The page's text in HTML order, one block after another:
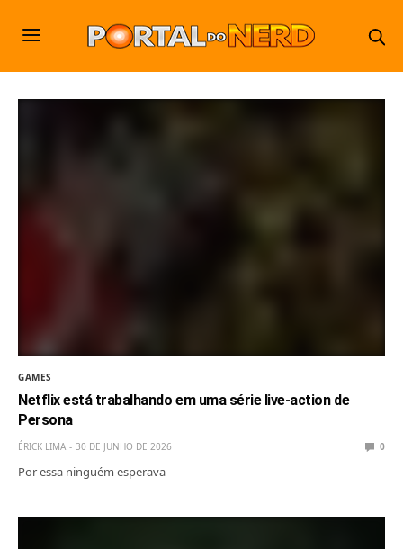
GAMES
Netflix está trabalhando em uma série live-action de
Persona
ÉRICK LIMA 30 DE JUNHO DE 2026 0
Por essa ninguém esperava